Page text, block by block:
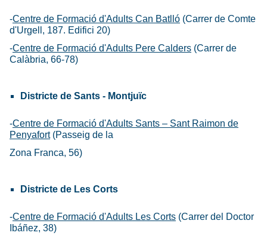
-Centre de Formació d'Adults Can Batlló (Carrer de Comte
d'Urgell, 187. Edifici 20)
-Centre de Formació d'Adults Pere Calders (Carrer de
Calàbria, 66-78)
Districte de Sants - Montjuïc
-Centre de Formació d'Adults Sants – Sant Raimon de
Penyafort(Passeig de la
Zona Franca, 56)
Districte de Les Corts
-Centre de Formació d'Adults Les Corts (Carrer del Doctor
Ibáñez, 38)